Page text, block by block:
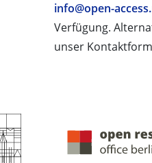
info@open-
Verfügung.
unser